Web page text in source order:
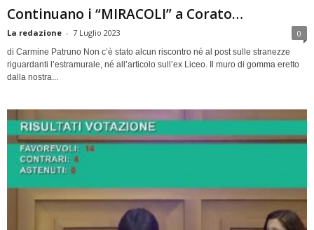
Continuano i “MIRACOLI” a Corato…
La redazione - 7 Luglio 2023 0
di Carmine Patruno Non c’è stato alcun riscontro né al post sulle stranezze
riguardanti l’estramurale, né all’articolo sull’ex Liceo. Il muro di gomma eretto
dalla nostra...